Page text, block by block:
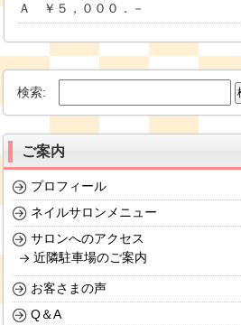
Ａ ￥５，０００．－
検索:
ご案内
プロフィール
ネイルサロンメニュー
サロンへのアクセス
近隣駐車場のご案内
お客さまの声
Q＆A